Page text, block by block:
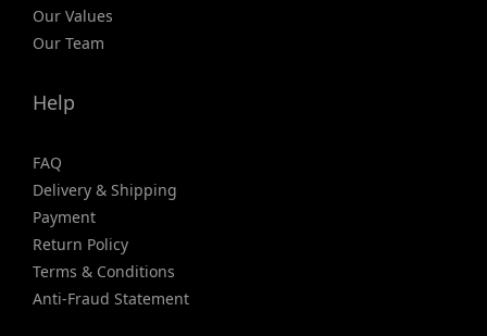
Our Values
Our Team
Help
FAQ
Delivery & Shipping
Payment
Return Policy
Terms & Conditions
Anti-Fraud Statement